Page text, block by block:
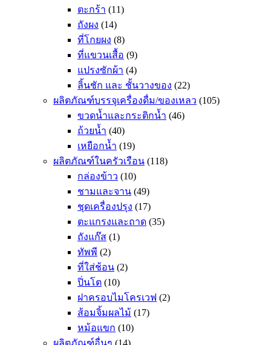
ตะกร้า (11)
ถังผง (14)
ที่โกยผง (8)
ที่แขวนเสื้อ (9)
แปรงซักผ้า (4)
ลิ้นชัก และ ชั้นวางของ (22)
ผลิตภัณฑ์บรรจุเครื่องดื่ม/ของเหลว (105)
ขวดน้ำและกระติกน้ำ (46)
ถ้วยน้ำ (40)
เหยือกน้ำ (19)
ผลิตภัณฑ์ในครัวเรือน (118)
กล่องข้าว (10)
ชามและจาน (49)
ชุดเครื่องปรุง (17)
ตะแกรงและถาด (35)
ถังแก๊ส (1)
ทัพพี (2)
ที่ใส่ช้อน (2)
ปิ่นโต (10)
ฝาครอบไมโครเวฟ (2)
ส้อมจิ้มผลไม้ (17)
หม้อแขก (10)
ผลิตภัณฑ์อื่นๆ (14)